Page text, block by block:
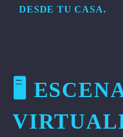
DESDE TU CASA.
🖥️